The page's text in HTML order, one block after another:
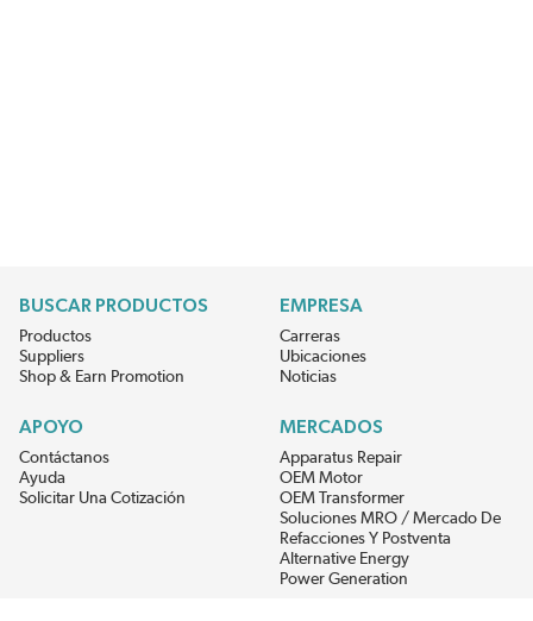
BUSCAR PRODUCTOS
Productos
Suppliers
Shop & Earn Promotion
EMPRESA
Carreras
Ubicaciones
Noticias
APOYO
Contáctanos
Ayuda
Solicitar Una Cotización
MERCADOS
Apparatus Repair
OEM Motor
OEM Transformer
Soluciones MRO / Mercado De
Refacciones Y Postventa
Alternative Energy
Power Generation